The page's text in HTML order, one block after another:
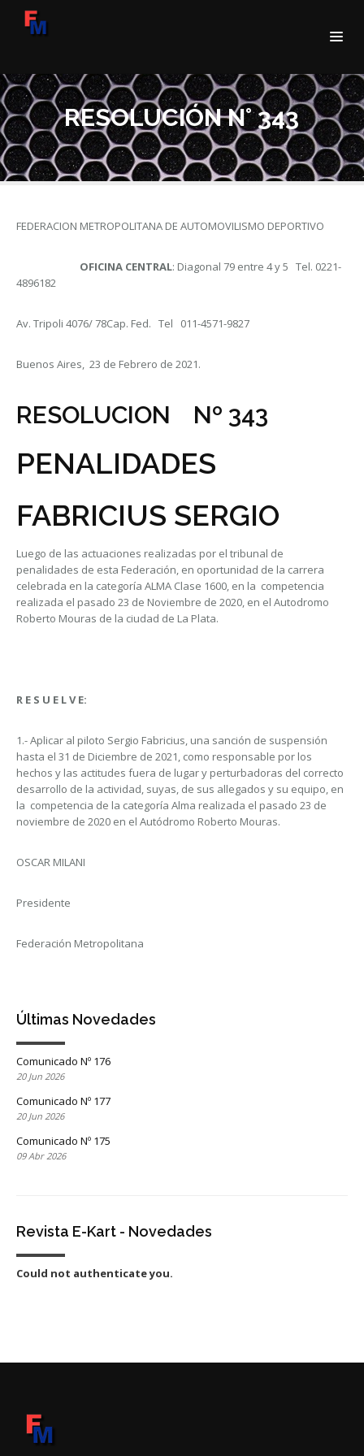
RESOLUCIÓN N° 343
FEDERACION METROPOLITANA DE AUTOMOVILISMO DEPORTIVO
OFICINA CENTRAL: Diagonal 79 entre 4 y 5 Tel. 0221-
4896182
Av. Tripoli 4076/ 78Cap. Fed. Tel 011-4571-9827
Buenos Aires, 23 de Febrero de 2021.
RESOLUCION Nº 343
PENALIDADES
FABRICIUS SERGIO
Luego de las actuaciones realizadas por el tribunal de
penalidades de esta Federación, en oportunidad de la carrera
celebrada en la categoría ALMA Clase 1600, en la competencia
realizada el pasado 23 de Noviembre de 2020, en el Autodromo
Roberto Mouras de la ciudad de La Plata.
R E S U E L V E:
1.- Aplicar al piloto Sergio Fabricius, una sanción de suspensión
hasta el 31 de Diciembre de 2021, como responsable por los
hechos y las actitudes fuera de lugar y perturbadoras del correcto
desarrollo de la actividad, suyas, de sus allegados y su equipo, en
la competencia de la categoría Alma realizada el pasado 23 de
noviembre de 2020 en el Autódromo Roberto Mouras.
OSCAR MILANI
Presidente
Federación Metropolitana
Últimas Novedades
Comunicado Nº 176
20 Jun 2026
Comunicado Nº 177
20 Jun 2026
Comunicado Nº 175
09 Abr 2026
Revista E-Kart - Novedades
Could not authenticate you.